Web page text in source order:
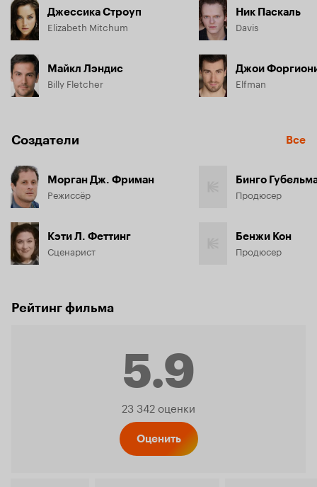
Джессика Строуп
Elizabeth Mitchum
Майкл Лэндис
Billy Fletcher
Ник Паскаль
Davis
Джои
Elfman
Создатели Все
Морган Дж. Фриман
Режиссёр
Кэти Л. Феттинг
Сценарист
Бинго
Продюсер
Бенжи Кон
Продюсер
Рейтинг фильма
5.9
Рейтинг
23 342 оценки
Оценить